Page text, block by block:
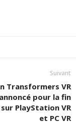
Suivant
Transformers VR
annoncé pour la fin
sur PlayStation VR
et PC VR